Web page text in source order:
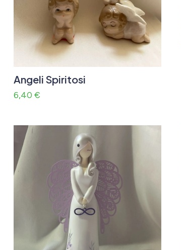
Angeli Spiritosi
6,40 €